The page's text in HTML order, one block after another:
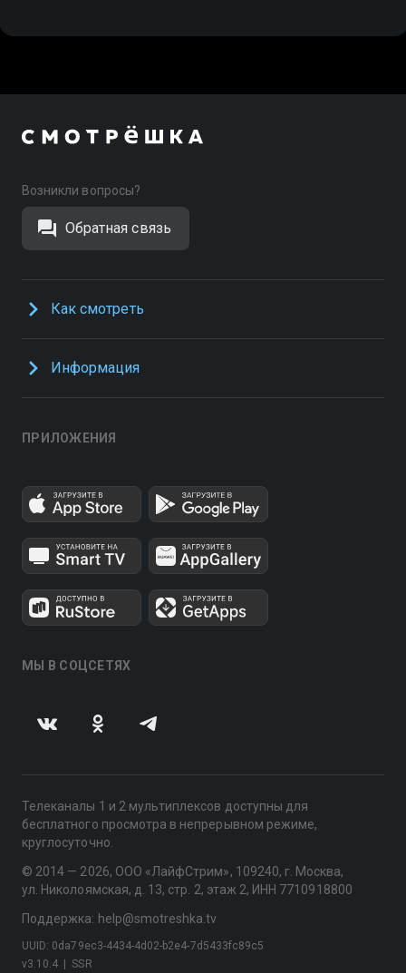
Возникли вопросы?
Обратная связь
Как смотреть
Информация
ПРИЛОЖЕНИЯ
МЫ В СОЦСЕТЯХ
Телеканалы 1 и 2 мультиплексов доступны для
бесплатного просмотра в непрерывном режиме,
круглосуточно.
© 2014 — 2026, ООО «ЛайфСтрим», 109240, г. Москва,
ул. Николоямская, д. 13, стр. 2, этаж 2, ИНН 7710918800
Поддержка: help@smotreshka.tv
v3.10.4 SSR
UUID: 0da79ec3-4434-4d02-b2e4-7d5433fc89c5